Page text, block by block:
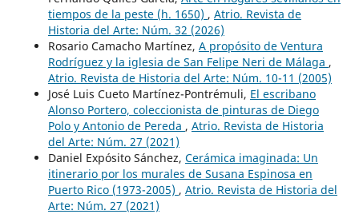
tiempos de la peste (h. 1650) , Atrio. Revista de
Historia del Arte: Núm. 32 (2026)
Rosario Camacho Martínez, A propósito de Ventura
Rodríguez y la iglesia de San Felipe Neri de Málaga ,
Atrio. Revista de Historia del Arte: Núm. 10-11 (2005)
José Luis Cueto Martínez-Pontrémuli, El escribano
Alonso Portero, coleccionista de pinturas de Diego
Polo y Antonio de Pereda , Atrio. Revista de Historia
del Arte: Núm. 27 (2021)
Daniel Expósito Sánchez, Cerámica imaginada: Un
itinerario por los murales de Susana Espinosa en
Puerto Rico (1973-2005) , Atrio. Revista de Historia del
Arte: Núm. 27 (2021)